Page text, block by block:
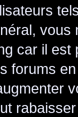
vous
car il est
forums